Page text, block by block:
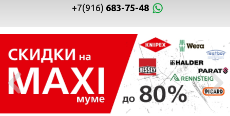
+7(916) 683-75-48
 